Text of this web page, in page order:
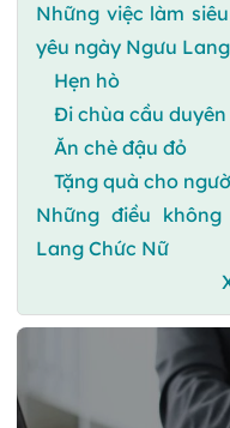
Những việc làm
yêu ngày Ngưu
Hẹn hò
Đi chùa cầu duyên
Ăn chè đậu đỏ
Tặng quà cho
Những điều
Lang Chức Nữ